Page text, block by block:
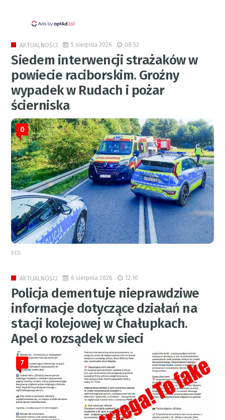
AKTUALNOŚCI 5 sierpnia 2026 08:52
Siedem interwencji strażaków w
powiecie raciborskim. Groźny
wypadek w Rudach i pożar
ścierniska
0
RED.
AKTUALNOŚCI 6 sierpnia 2026 12:10
Policja dementuje nieprawdziwe
informacje dotyczące działań na
stacji kolejowej w Chałupkach.
Apel o rozsądek w sieci
7